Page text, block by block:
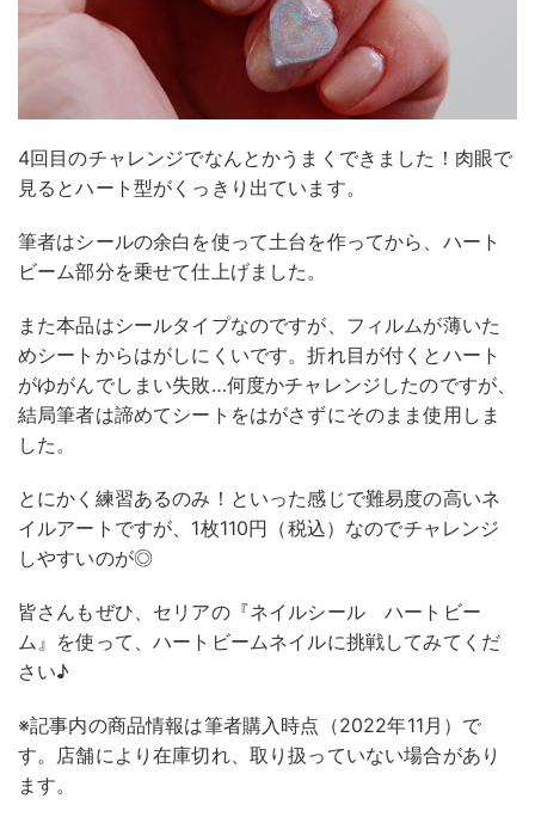
4回目のチャレンジでなんとかうまくできました！肉眼で
見るとハート型がくっきり出ています。
筆者はシールの余白を使って土台を作ってから、ハート
ビーム部分を乗せて仕上げました。
また本品はシールタイプなのですが、フィルムが薄いた
めシートからはがしにくいです。折れ目が付くとハート
がゆがんでしまい失敗…何度かチャレンジしたのですが、
結局筆者は諦めてシートをはがさずにそのまま使用しま
した。
とにかく練習あるのみ！といった感じで難易度の高いネ
イルアートですが、1枚110円（税込）なのでチャレンジ
しやすいのが◎
皆さんもぜひ、セリアの『ネイルシール ハートビー
ム』を使って、ハートビームネイルに挑戦してみてくだ
さい♪
※記事内の商品情報は筆者購入時点（2022年11月）で
す。店舗により在庫切れ、取り扱っていない場合があり
ます。